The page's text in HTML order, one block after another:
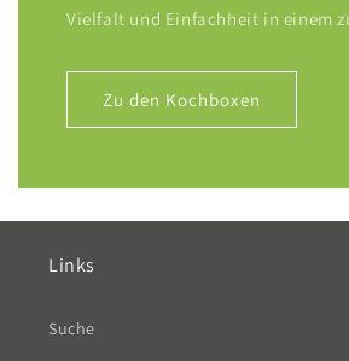
Vielfalt und Einfachheit in einem
Zu den Kochboxen
Links
Suche